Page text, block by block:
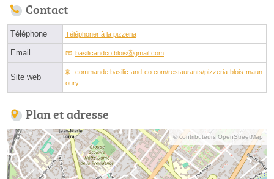
Contact
Téléphone Téléphoner à la pizzeria
Email basilicandco.bloisⓐgmail.com
Site web
commande.basilic-and-co.com/restaurants/pizzeria-blois-maun
oury
Plan et adresse
© contributeurs OpenStreetMap